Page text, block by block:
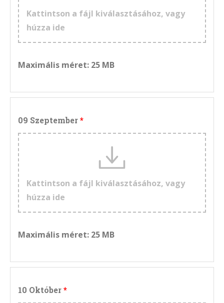
Kattintson a fájl kiválasztásához, vagy
húzza ide
Maximális méret: 25 MB
09 Szeptember
Kattintson a fájl kiválasztásához, vagy
húzza ide
Maximális méret: 25 MB
10 Október